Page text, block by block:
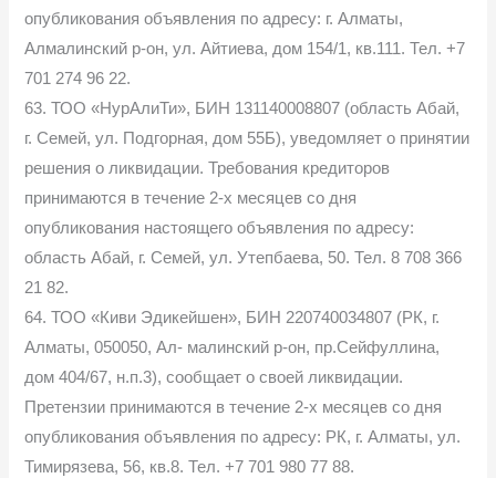
опубликования объявления по адресу: г. Алматы,
Алмалинский р-он, ул. Айтиева, дом 154/1, кв.111. Тел. +7
701 274 96 22.
63. ТОО «НурАлиТи», БИН 131140008807 (область Абай,
г. Семей, ул. Подгорная, дом 55Б), уведомляет о принятии
решения о ликвидации. Требования кредиторов
принимаются в течение 2-х месяцев со дня
опубликования настоящего объявления по адресу:
область Абай, г. Семей, ул. Утепбаева, 50. Тел. 8 708 366
21 82.
64. ТОО «Киви Эдикейшен», БИН 220740034807 (РК, г.
Алматы, 050050, Ал- малинский р-он, пр.Сейфуллина,
дом 404/67, н.п.3), сообщает о своей ликвидации.
Претензии принимаются в течение 2-х месяцев со дня
опубликования объявления по адресу: РК, г. Алматы, ул.
Тимирязева, 56, кв.8. Тел. +7 701 980 77 88.